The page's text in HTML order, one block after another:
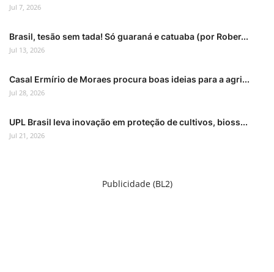
Jul 7, 2026
Brasil, tesão sem tada! Só guaraná e catuaba (por Rober...
Jul 13, 2026
Casal Ermírio de Moraes procura boas ideias para a agri...
Jul 28, 2026
UPL Brasil leva inovação em proteção de cultivos, bioss...
Jul 21, 2026
Publicidade (BL2)